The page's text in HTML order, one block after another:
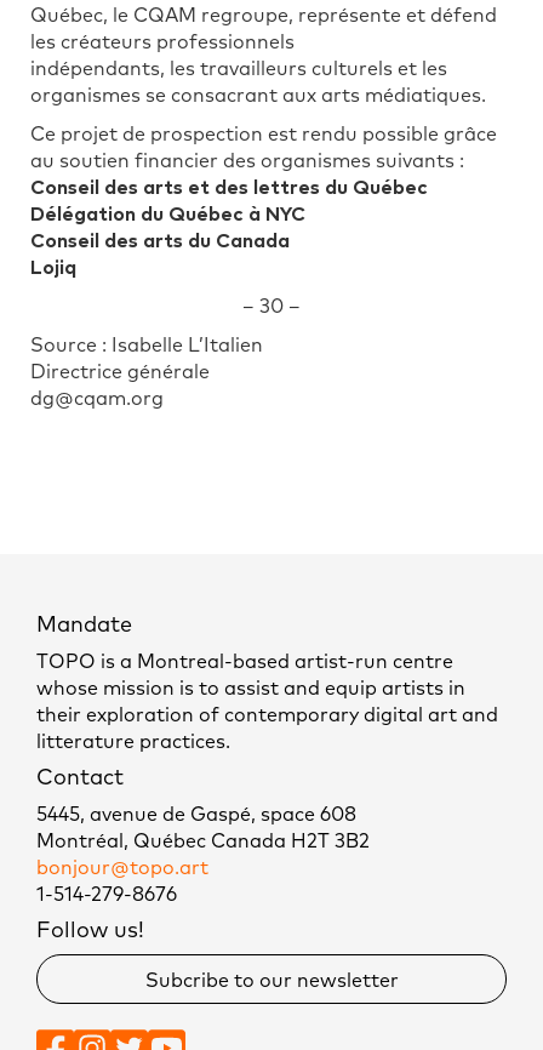
Québec, le CQAM regroupe, représente et défend
les créateurs professionnels
indépendants, les travailleurs culturels et les
organismes se consacrant aux arts médiatiques.
Ce projet de prospection est rendu possible grâce
au soutien financier des organismes suivants :
Conseil des arts et des lettres du Québec
Délégation du Québec à NYC
Conseil des arts du Canada
Lojiq
– 30 –
Source : Isabelle L’Italien
Directrice générale
dg@cqam.org
Mandate
TOPO is a Montreal-based artist-run centre
whose mission is to assist and equip artists in
their exploration of contemporary digital art and
litterature practices.
Contact
5445, avenue de Gaspé, space 608
Montréal, Québec Canada H2T 3B2
bonjour@topo.art
1-514-279-8676
Follow us!
Subcribe to our newsletter